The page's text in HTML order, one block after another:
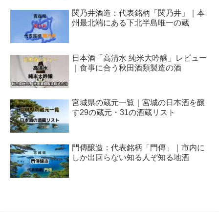
関乃井酒造：代表銘柄「関乃井」｜本
州最北端にある下北半島唯一の蔵
日本酒「高清水 純米大吟醸」レビュー
｜食事に合う秋田酒類製造の酒
宮城県の蔵元一覧｜宮城の日本酒を醸
す29の蔵元・31の酒蔵リスト
門傳醸造：代表銘柄「門傳」｜市内に
しか出回らない知る人ぞ知る地酒